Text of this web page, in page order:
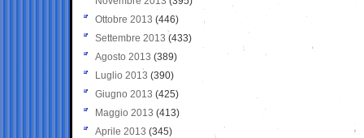
Ottobre 2013 (446)
Settembre 2013 (433)
Agosto 2013 (389)
Luglio 2013 (390)
Giugno 2013 (425)
Maggio 2013 (413)
Aprile 2013 (345)